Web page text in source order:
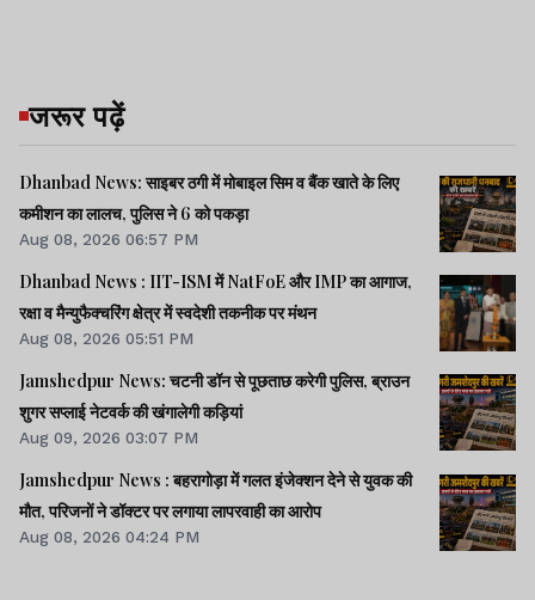
जरूर पढ़ें
Dhanbad News: साइबर ठगी में मोबाइल सिम व बैंक खाते के लिए
कमीशन का लालच, पुलिस ने 6 को पकड़ा
Aug 08, 2026 06:57 PM
Dhanbad News : IIT-ISM में NatFoE और IMP का आगाज,
रक्षा व मैन्युफैक्चरिंग क्षेत्र में स्वदेशी तकनीक पर मंथन
Aug 08, 2026 05:51 PM
Jamshedpur News: चटनी डॉन से पूछताछ करेगी पुलिस, ब्राउन
शुगर सप्लाई नेटवर्क की खंगालेगी कड़ियां
Aug 09, 2026 03:07 PM
Jamshedpur News : बहरागोड़ा में गलत इंजेक्शन देने से युवक की
मौत, परिजनों ने डॉक्टर पर लगाया लापरवाही का आरोप
Aug 08, 2026 04:24 PM